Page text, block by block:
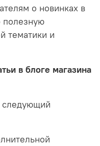
о новинках в
полезную
тематики и
в блоге магазина
следующий